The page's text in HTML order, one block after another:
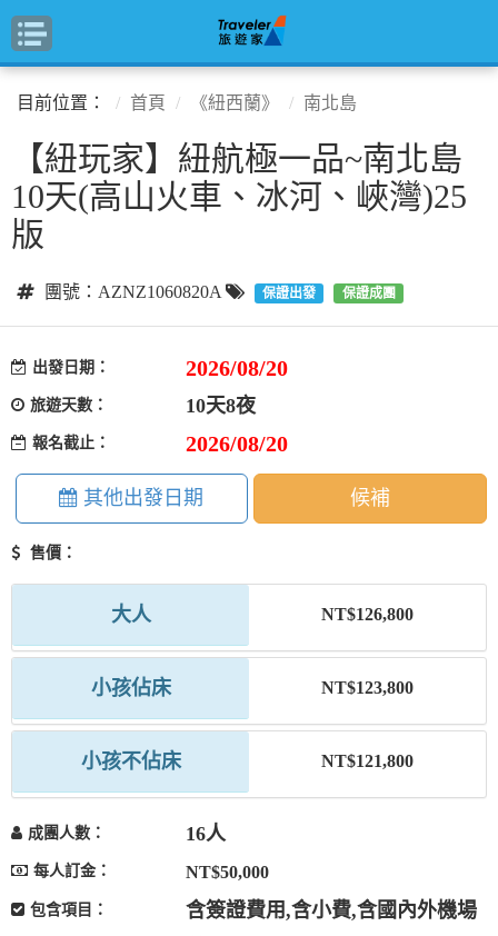
目前位置： 首頁 《紐西蘭》 南北島
【紐玩家】紐航極一品~南北島
10天(高山火車、冰河、峽灣)25
版
團號：AZNZ1060820A 保證出發 保證成團
出發日期： 2026/08/20
旅遊天數： 10天8夜
報名截止： 2026/08/20
其他出發日期 候補
售價：
大人 NT$126,800
小孩佔床 NT$123,800
小孩不佔床 NT$121,800
成團人數： 16人
每人訂金： NT$50,000
包含項目：
含簽證費用,含小費,含國內外機場